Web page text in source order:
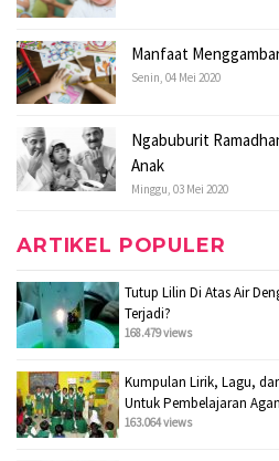
Manfaat
Senin, 04 Mei 2020
Ngabuburit
Anak
Minggu, 03 Mei 2020
ARTIKEL POPULER
Tutup Lilin Di Atas Air
Terjadi?
168.479 views
Kumpulan Lirik, Lagu,
Untuk Pembelajaran
163.064 views